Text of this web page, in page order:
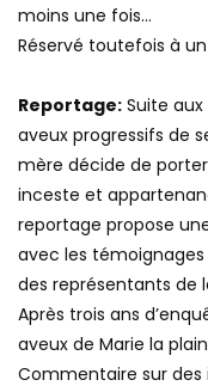
Documentaire
moins une fois…
Reportage:Suite
aveux progressifs de
mère décide de
inceste et
reportage propose
avec les
des représentants de
Après trois ans
aveux de Marie la